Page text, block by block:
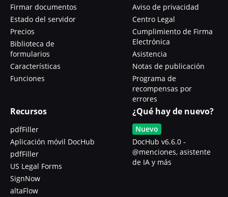
Firmar documentos
Estado del servidor
Precios
Biblioteca de
formularios
Características
Funciones
Aviso de privacidad
Centro Legal
Cumplimiento de Firma
Electrónica
Asistencia
Notas de publicación
Programa de
recompensas por
errores
Recursos
pdfFiller
Aplicación móvil DocHub
pdfFiller
US Legal Forms
SignNow
altaFlow
¿Qué hay de nuevo?
Nuevo
DocHub v6.6.0 -
@menciones, asistente
de IA y más